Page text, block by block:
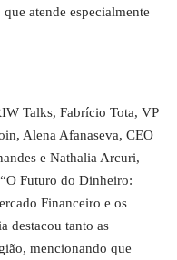
atende especialmente
Talks, Fabrício Tota, VP
Alena Afanaseva, CEO
e Nathalia Arcuri,
Futuro do Dinheiro:
Financeiro e os
destacou tanto as
mencionando que